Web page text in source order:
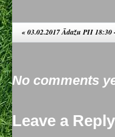
«03.02.2017 Ādažu PII
No comments
Leave a Reply